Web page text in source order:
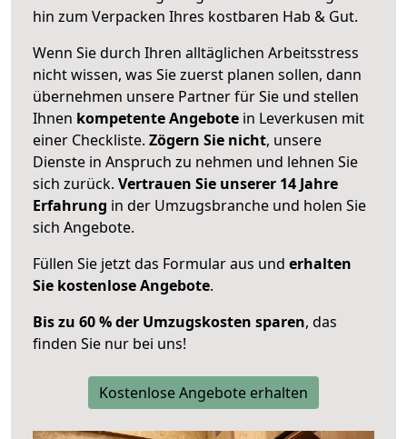
hin zum Verpacken Ihres kostbaren Hab & Gut.
Wenn Sie durch Ihren alltäglichen Arbeitsstress
nicht wissen, was Sie zuerst planen sollen, dann
übernehmen unsere Partner für Sie und stellen
Ihnen kompetente Angebote in Leverkusen mit
einer Checkliste. Zögern Sie nicht, unsere
Dienste in Anspruch zu nehmen und lehnen Sie
sich zurück. Vertrauen Sie unserer 14 Jahre
Erfahrung in der Umzugsbranche und holen Sie
sich Angebote.
Füllen Sie jetzt das Formular aus und erhalten
Sie kostenlose Angebote.
Bis zu 60 % der Umzugskosten sparen, das
finden Sie nur bei uns!
Kostenlose Angebote erhalten